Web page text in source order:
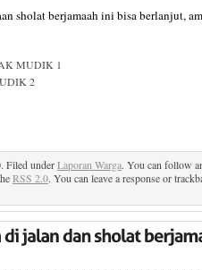
sholat berjamaah ini bisa berlanjut,
MUDIK 1
2
Filed underLaporan Warga. You can follow
RSS 2.0. You can leave a response or